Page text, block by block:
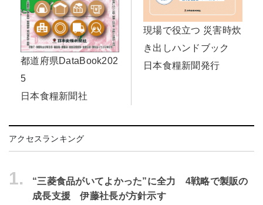
都道府県DataBook202
5
日本食糧新聞社
現場で役立つ 災害時炊
き出しハンドブック
日本食糧新聞発行
アクセスランキング
1.
“三菱食品がいてよかった”に全力 4戦略で製販の
成長支援 伊藤社長が方針示す